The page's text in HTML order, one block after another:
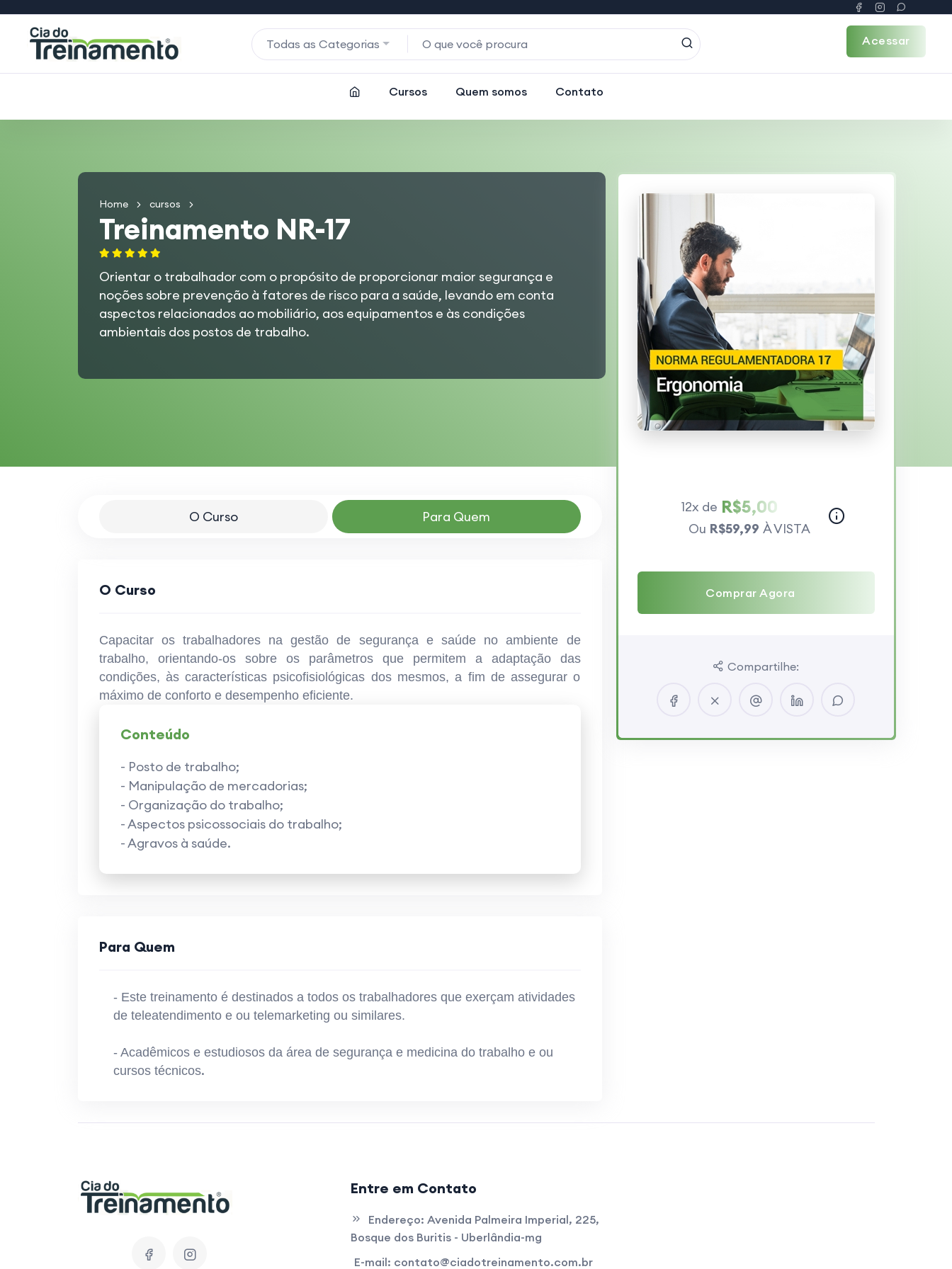
Todas as Categorias Acessar
Cursos Quem somos Contato
Home cursos
Treinamento NR-17
Orientar o trabalhador com o propósito de proporcionar maior segurança e
noções sobre prevenção à fatores de risco para a saúde, levando em conta
aspectos relacionados ao mobiliário, aos equipamentos e às condições
ambientais dos postos de trabalho.
12x de R$5,00
Ou R$59,99 À VISTA
Comprar Agora
Compartilhe:
O Curso Para Quem
O Curso
Capacitar os trabalhadores na gestão de segurança e saúde no ambiente de
trabalho, orientando-os sobre os parâmetros que permitem a adaptação das
condições, às características psicofisiológicas dos mesmos, a fim de assegurar o
máximo de conforto e desempenho eficiente.
Conteúdo
- Posto de trabalho;
- Manipulação de mercadorias;
- Organização do trabalho;
-Aspectos psicossociais do trabalho;
-Agravos à saúde.
Para Quem
- Este treinamento é destinados a todos os trabalhadores que exerçam atividades
de teleatendimento e ou telemarketing ou similares.
- Acadêmicos e estudiosos da área de segurança e medicina do trabalho e ou
cursos técnicos.
Entre em Contato
Endereço: Avenida Palmeira Imperial, 225,
Bosque dos Buritis - Uberlândia-mg
E-mail: contato@ciadotreinamento.com.br